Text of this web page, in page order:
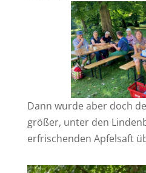
Dann wurde aber doch
größer, unter den
erfrischenden Apfelsaft